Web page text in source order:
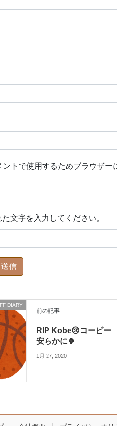
ントで使用するためブラウザー
た文字を入力してください。
DIARY
前の記事
RIP Kobe😢コービー
安らかに🍀
1月 27, 2020